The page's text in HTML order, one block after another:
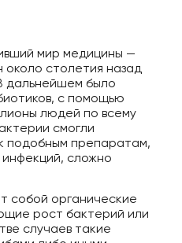
мир медицины —
столетия назад
дальнейшем было
с помощью
людей по всему
смогли
подобным препаратам,
сложно
собой органические
рост бактерий или
случаев такие